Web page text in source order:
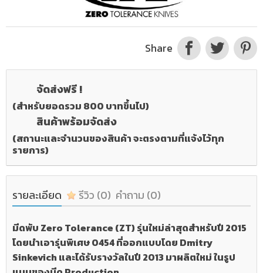
Share
จัดส่งฟรี !
(สำหรับยอดรวม 800 บาทขึ้นไป)
สินค้าพร้อมจัดส่ง
(สถานะและจำนวนของสินค้า จะตรงตามที่แจ้งไว้ทุก
รายการ)
รายละเอียด รีวิว (0) คำถาม (0)
มีดพับ Zero Tolerance (ZT) รุ่นใหม่ล่าสุดสำหรับปี 2015
โดยนำเอารุ่นพิเศษ 0454 ที่ออกแบบโดย Dmitry
Sinkevich และได้รับรางวัลในปี 2013 มาผลิตใหม่ ในรูป